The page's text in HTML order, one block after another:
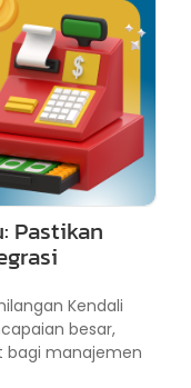
Pastikan
Kendali
besar,
bagi manajemen